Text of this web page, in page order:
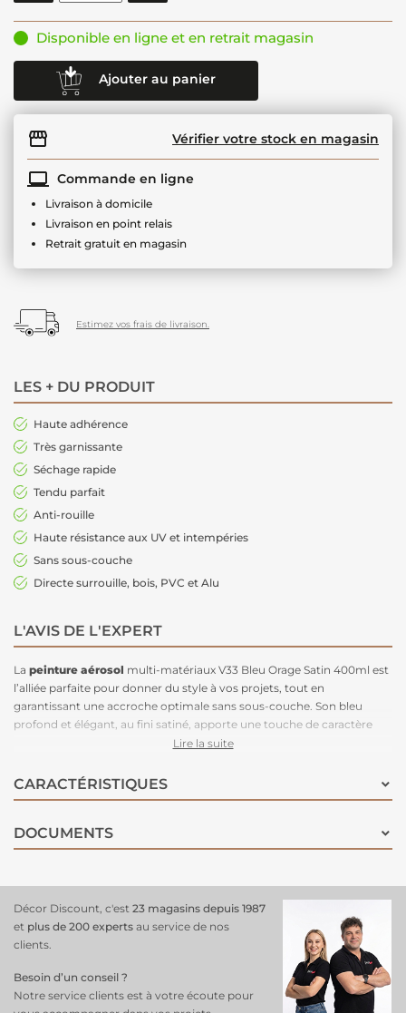
Disponible en ligne et en retrait magasin
Ajouter au panier
Vérifier votre stock en magasin
Commande en ligne
Livraison à domicile
Livraison en point relais
Retrait gratuit en magasin
Estimez vos frais de livraison.
LES + DU PRODUIT
Haute adhérence
Très garnissante
Séchage rapide
Tendu parfait
Anti-rouille
Haute résistance aux UV et intempéries
Sans sous-couche
Directe surrouille, bois, PVC et Alu
L'AVIS DE L'EXPERT
La peinture aérosol multi-matériaux V33 Bleu Orage Satin 400ml est
l’alliée parfaite pour donner du style à vos projets, tout en
garantissant une accroche optimale sans sous-couche. Son bleu
profond et élégant, au fini satiné, apporte une touche de caractère
aussi bien en intérieur qu’en extérieur. Ultra polyvalente, elle
aluminium, PVC, galva, zinc ou cuivre, qu’ils soient bruts, peints,
vernis ou légèrement oxydés. Sa formule technique assure une
et une adhérence renforcée sur les matériaux lisses. Grâce à son
format aérosol, l’application est fluide, propre et maîtrisée, pour un
meubles, objets, portails, cadres ou menuiseries, la V33 Bleu Orage
combine esthétique et performance, sans compromis.
Lire la suite
CARACTÉRISTIQUES
DOCUMENTS
Décor Discount, c'est 23 magasins depuis 1987
et plus de 200 experts au service de nos
clients.
Besoin d’un conseil ?
Notre service clients est à votre écoute pour